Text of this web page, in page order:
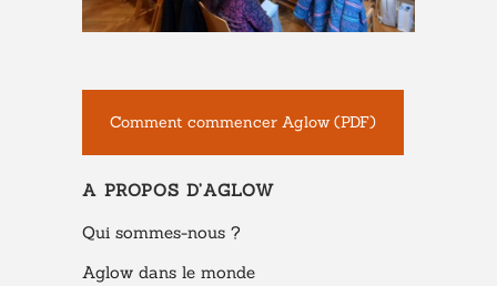
Comment commencer Aglow (PDF)
A PROPOS D’AGLOW
Qui sommes-nous ?
Aglow dans le monde